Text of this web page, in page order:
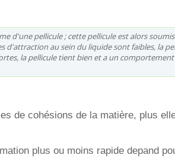
d'une pellicule ; cette pellicule est alors
d'attraction au sein du liquide sont faibles, la
la pellicule tient bien et a un comportement
de cohésions de la matière, plus
plus ou moins rapide depand